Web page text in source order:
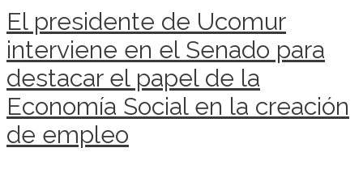
El presidente de Ucomur
interviene en el Senado para
destacar el papel de la
Economía Social en la creación
de empleo